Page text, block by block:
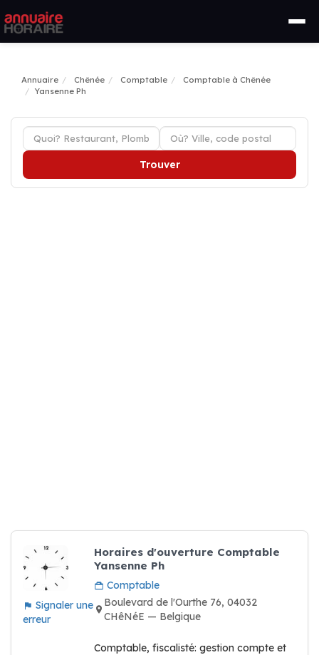
Annuaire Chênée Comptable
Comptable à Chênée
Yansenne Ph
Trouver
Signaler une
erreur
Horaires d'ouverture Comptable
Yansenne Ph
Comptable
Boulevard de l'Ourthe 76, 04032
CHêNéE — Belgique
Comptable, fiscalisté: gestion compte et